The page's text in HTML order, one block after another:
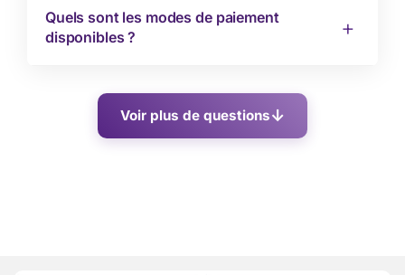
Quels sont les modes de paiement
disponibles ?
Voir plus de questions